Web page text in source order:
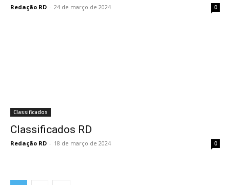
Redação RD - 24 de março de 2024 0
Classificados
Classificados RD
Redação RD - 18 de março de 2024 0